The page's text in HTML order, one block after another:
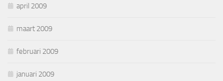
april 2009
maart 2009
februari 2009
januari 2009